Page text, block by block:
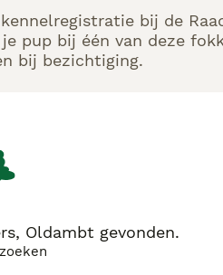
bij de
pup bij één van deze
bij bezichtiging.
Oldambt gevonden.